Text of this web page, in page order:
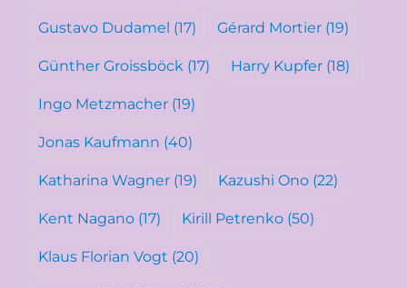
Gustavo Dudamel (17) Gérard Mortier (19)
Günther Groissböck (17) Harry Kupfer (18)
Ingo Metzmacher (19)
Jonas Kaufmann (40)
Katharina Wagner (19) Kazushi Ono (22)
Kent Nagano (17) Kirill Petrenko (50)
Klaus Florian Vogt (20)